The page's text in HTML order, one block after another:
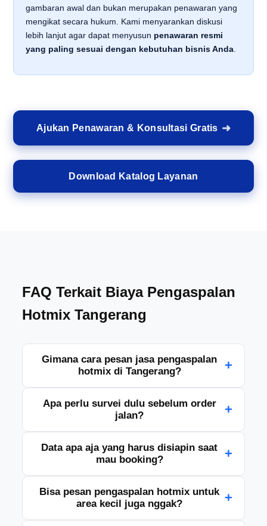
gambaran awal dan bukan merupakan penawaran yang
mengikat secara hukum. Kami menyarankan diskusi
lebih lanjut agar dapat menyusun penawaran resmi
yang paling sesuai dengan kebutuhan bisnis Anda.
Ajukan Penawaran & Konsultasi Gratis
Download Katalog Layanan
FAQ Terkait Biaya Pengaspalan
Hotmix Tangerang
Gimana cara pesan jasa pengaspalan
hotmix di Tangerang?
+
WhatsApp atau telepon, lalu kasih info lokasi, luas
area, dan kebutuhan pengerjaannya. Setelah itu
kami bantu lanjut ke tahap survei dan penawaran.
Apa perlu survei dulu sebelum order
jalan?
+
hitungannya lebih pas. Dari situ kami bisa lihat
kondisi lapangan, ukuran area, dan kebutuhan
material yang cocok.
Data apa aja yang harus disiapin saat
mau booking?
+
diaspal, kondisi permukaan sekarang, dan kapan
rencana pengerjaannya. Kalau ada foto lokasi juga
makin membantu.
Bisa pesan pengaspalan hotmix untuk
area kecil juga nggak?
+